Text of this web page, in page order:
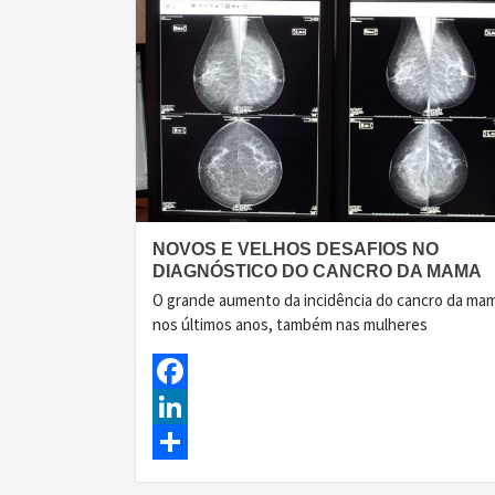
NOVOS E VELHOS DESAFIOS NO
DIAGNÓSTICO DO CANCRO DA MAMA
O grande aumento da incidência do cancro da
nos últimos anos, também nas mulheres
Facebook
LinkedIn
Share